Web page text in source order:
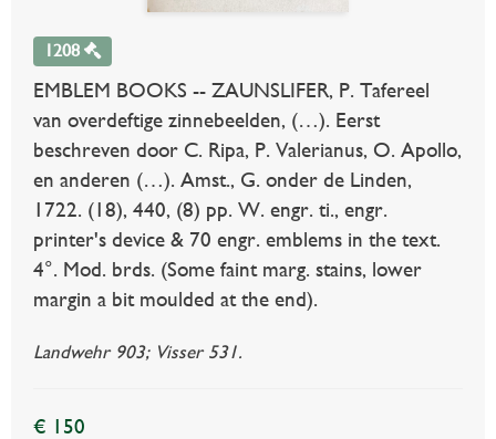
1208
EMBLEM BOOKS -- ZAUNSLIFER, P. Tafereel
van overdeftige zinnebeelden, (…). Eerst
beschreven door C. Ripa, P. Valerianus, O. Apollo,
en anderen (…). Amst., G. onder de Linden,
1722. (18), 440, (8) pp. W. engr. ti., engr.
printer's device & 70 engr. emblems in the text.
4°. Mod. brds. (Some faint marg. stains, lower
margin a bit moulded at the end).
Landwehr 903; Visser 531.
€ 150